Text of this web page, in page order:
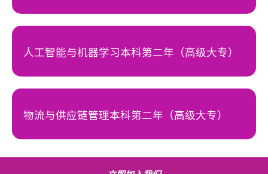
人工智能与机器学习本科第二年（高级大专）
物流与供应链管理本科第二年（高级大专）